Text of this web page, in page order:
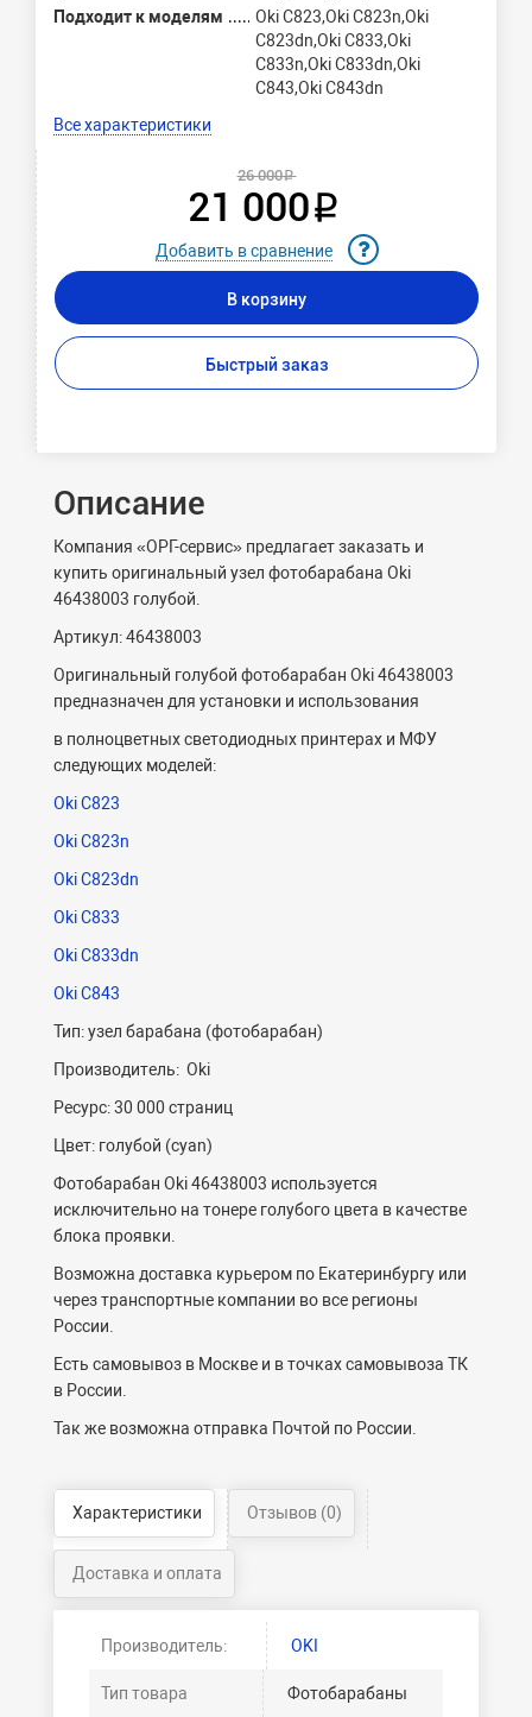
Подходит к моделям
Oki C823,Oki C823n,Oki
C823dn,Oki C833,Oki
C833n,Oki C833dn,Oki
C843,Oki C843dn
Все характеристики
26 000 ₽
21 000 ₽
Добавить в сравнение
В корзину
Быстрый заказ
Описание
Компания «ОРГ-сервис» предлагает заказать и
купить оригинальный узел фотобарабана Oki
46438003 голубой.
Артикул: 46438003
Оригинальный голубой фотобарабан Oki 46438003
предназначен для установки и использования
в полноцветных светодиодных принтерах и МФУ
следующих моделей:
Oki C823
Oki C823n
Oki C823dn
Oki C833
Oki C833dn
Oki C843
Тип: узел барабана (фотобарабан)
Производитель: Oki
Ресурс: 30 000 страниц
Цвет: голубой (cyan)
Фотобарабан Oki 46438003 используется
исключительно на тонере голубого цвета в качестве
блока проявки.
Возможна доставка курьером по Екатеринбургу или
через транспортные компании во все регионы
России.
Есть самовывоз в Москве и в точках самовывоза ТК
в России.
Так же возможна отправка Почтой по России.
Характеристики Отзывов (0)
Доставка и оплата
Производитель: OKI
Тип товара Фотобарабаны